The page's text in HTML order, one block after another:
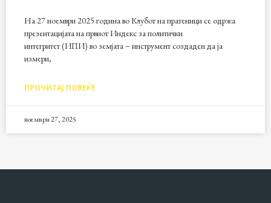
На 27 ноември 2025 година во Клубот на пратеници се одржа
презентацијата на првиот Индекс за политички
интегритет (ИПИ) во земјата – инструмент создаден да ја
измери,
ПРОЧИТАЈ ПОВЕЌЕ
ноември 27, 2025